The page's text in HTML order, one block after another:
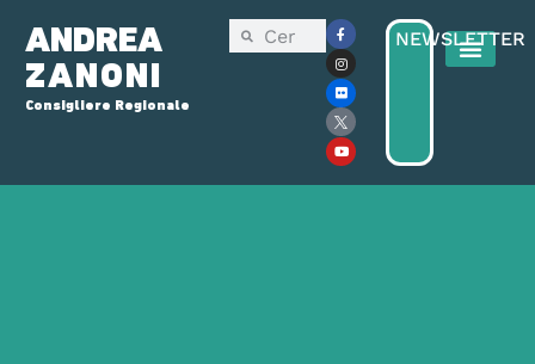
ANDREA
ZANONI
Consigliere Regionale
NEWSLETTER